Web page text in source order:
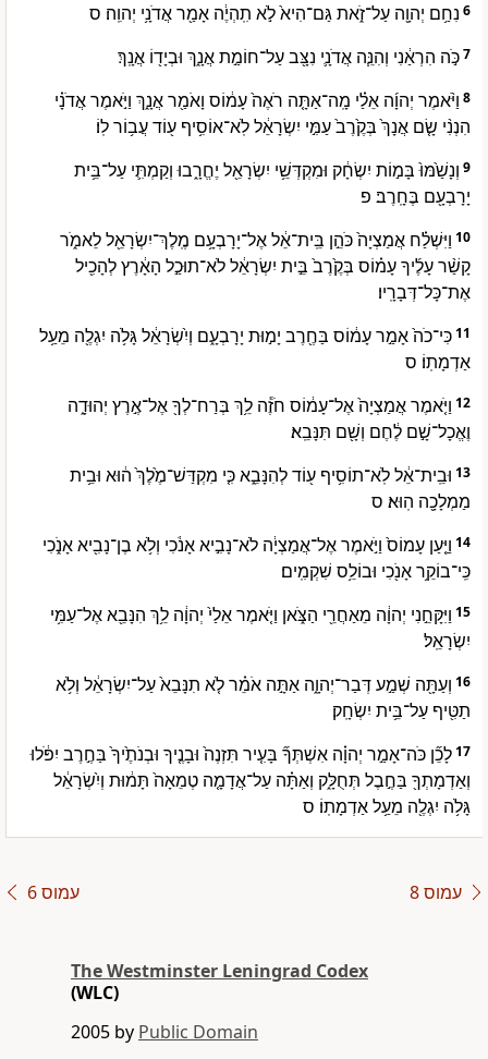
6 נִחַ֥ם יְהוָ֖ה עַל־זֹ֑את גַּם־הִיא֙ לֹ֣א תִֽהְיֶ֔ה אָמַ֖ר אֲדֹנָ֥י יְהוִֽה׃ ס
7כֹּ֣ה הִרְאַ֔נִי וְהִנֵּ֧ה אֲדֹנָ֛י נִצָּ֖ב עַל־חוֹמַ֣ת אֲנָ֑ךְ וּבְיָד֖וֹ אֲנָֽךְ׃
8 וַיֹּ֨אמֶר יְהוָ֜ה אֵלַ֗י מָֽה־אַתָּ֤ה רֹאֶה֙ עָמ֔וֹס וָאֹמַ֖ר אֲנָ֑ךְ וַיֹּ֣אמֶר אֲדֹנָ֗י
הִנְנִ֨י שָׂ֤ם אֲנָךְ֙ בְּקֶ֙רֶב֙ עַמִּ֣י יִשְׂרָאֵ֔ל לֹֽא־אוֹסִ֥יף ע֖וֹד עֲב֥וֹר לֽוֹ׃
9 וְנָשַׁ֙מּוּ֙ בָּמ֣וֹת יִשְׂחָ֔ק וּמִקְדְּשֵׁ֥י יִשְׂרָאֵ֖ל יֶחֱרָ֑בוּ וְקַמְתִּ֛י עַל־בֵּ֥ית
יָרָבְעָ֖ם בֶּחָֽרֶב׃ פ
10 וַיִּשְׁלַ֗ח אֲמַצְיָה֙ כֹּהֵ֣ן בֵּֽית־אֵ֔ל אֶל־יָרָבְעָ֥ם מֶֽלֶךְ־יִשְׂרָאֵ֖ל לֵאמֹ֑ר
קָשַׁ֨ר עָלֶ֜יךָ עָמ֗וֹס בְּקֶ֙רֶב֙ בֵּ֣ית יִשְׂרָאֵ֔ל לֹא־תוּכַ֣ל הָאָ֔רֶץ לְהָכִ֖יל
אֶת־כָּל־דְּבָרָֽיו׃
11כִּי־כֹה֙ אָמַ֣ר עָמ֔וֹס בַּחֶ֖רֶב יָמ֣וּת יָרָבְעָ֑ם וְיִ֨שְׂרָאֵ֔ל גָּלֹ֥ה יִגְלֶ֖ה מֵעַ֥ל
אַדְמָתֽוֹ׃ ס
12 וַיֹּ֤אמֶר אֲמַצְיָה֙ אֶל־עָמ֔וֹס חֹזֶ֕ה לֵ֥ךְ בְּרַח־לְךָ֖ אֶל־אֶ֣רֶץ יְהוּדָ֑ה
וֶאֱכָל־שָׁ֣ם לֶ֔חֶם וְשָׁ֖ם תִּנָּבֵֽא׃
13 וּבֵֽית־אֵ֔ל לֹֽא־תוֹסִ֥יף ע֖וֹד לְהִנָּבֵ֑א כִּ֤י מִקְדַּשׁ־מֶ֙לֶךְ֙ ה֔וּא וּבֵ֥ית
מַמְלָכָ֖ה הֽוּא׃ ס
14 וַיַּ֤עַן עָמוֹס֙ וַיֹּ֣אמֶר אֶל־אֲמַצְיָ֔ה לֹא־נָבִ֣יא אָנֹ֔כִי וְלֹ֥א בֶן־נָבִ֖יא אָנֹ֑כִי
כִּֽי־בוֹקֵ֥ר אָנֹ֖כִי וּבוֹלֵ֥ס שִׁקְמִֽים׃
15 וַיִּקָּחֵ֣נִי יְהוָ֔ה מֵאַחֲרֵ֖י הַצֹּ֑אן וַיֹּ֤אמֶר אֵלַי֙ יְהוָ֔ה לֵ֥ךְ הִנָּבֵ֖א אֶל־עַמִּ֥י
יִשְׂרָאֵֽל׃
16 וְעַתָּ֖ה שְׁמַ֣ע דְּבַר־יְהוָ֑ה אַתָּ֣ה אֹמֵ֗ר לֹ֤א תִנָּבֵא֙ עַל־יִשְׂרָאֵ֔ל וְלֹ֥א
תַטִּ֖יף עַל־בֵּ֥ית יִשְׂחָֽק׃
17לָכֵ֞ן כֹּה־אָמַ֣ר יְהוָ֗ה אִשְׁתְּךָ֞ בָּעִ֤יר תִּזְנֶה֙ וּבָנֶ֤יךָ וּבְנֹתֶ֙יךָ֙ בַּחֶ֣רֶב יִפֹּ֔לוּ
וְאַדְמָתְךָ֖ בַּחֶ֣בֶל תְּחֻלָּ֑ק וְאַתָּ֗ה עַל־אֲדָמָ֤ה טְמֵאָה֙ תָּמ֔וּת וְיִ֨שְׂרָאֵ֔ל
גָּלֹ֥ה יִגְלֶ֖ה מֵעַ֥ל אַדְמָתֽוֹ׃ ס
עמוס 6 עמוס 8
The Westminster Leningrad Codex
(WLC)
2005 by Public Domain